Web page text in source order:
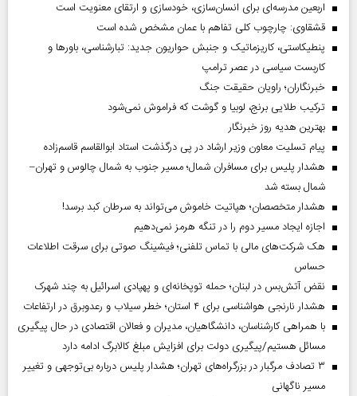
اربعین مدرسه‌ای برای انسان‌سازی، خودسازی و ارتقای معنویت است
قشقاوی: چارچوب کلی تفاهم با عمان مشخص شده است
پنطیکاستی، کاریزماتیک و جنبش حواریون جدید: تبارشناسی، باور‌ها و
کاربست سیاسی در عصر ترامپ
خبرنگاران؛ راویان حقیقت جنگ
ترکیب طلایی برنج، لوبیا و گوشت که فراموش نمی‌شود
بهترین هدیه روز خبرنگار
پیام تسلیت معاون وزیر ارشاد در پی درگذشت استاد ابوالقاسم قاسم‌زاده
هشدار پلیس برای مسافران شمال؛ مسیر جنوب به شمال چالوس و تهران–
شمال بسته شد
هشدار متخصصان؛ هپاتیت خاموش می‌تواند به سرطان کبد برسد!
اجازه ایجاد مسیر دوم را در تنگه هرمز نمی‌دهیم
هک شرکت‌های مالی با تماس تلفنی؛ فیشینگ صوتی برای سرقت اطلاعات
حساس
نقض آتش‌بس در لبنان؛ حمله توپخانه‌ای و پهپادی اسرائیل به چند شهرک
هشدار نارنجی هواشناسی برای ۴ استان؛ خطر سیلاب و رعدوبرق در ارتفاعات
با همراهی کارشناسان، دانشگاهیان، مدیران و فعالان اقتصادی در حال پیگیری
مسائل هستیم/پیگیری دولت برای افزایش مبلغ کالابرگ ادامه دارد
۳ تصادف مرگبار در بزرگراه‌های تهران؛ هشدار پلیس درباره بی‌توجهی و تغییر
مسیر ناگهانی